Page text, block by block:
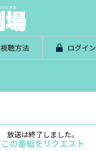
視聴方法 ログイン
放送は終了しました。
この番組をリクエスト